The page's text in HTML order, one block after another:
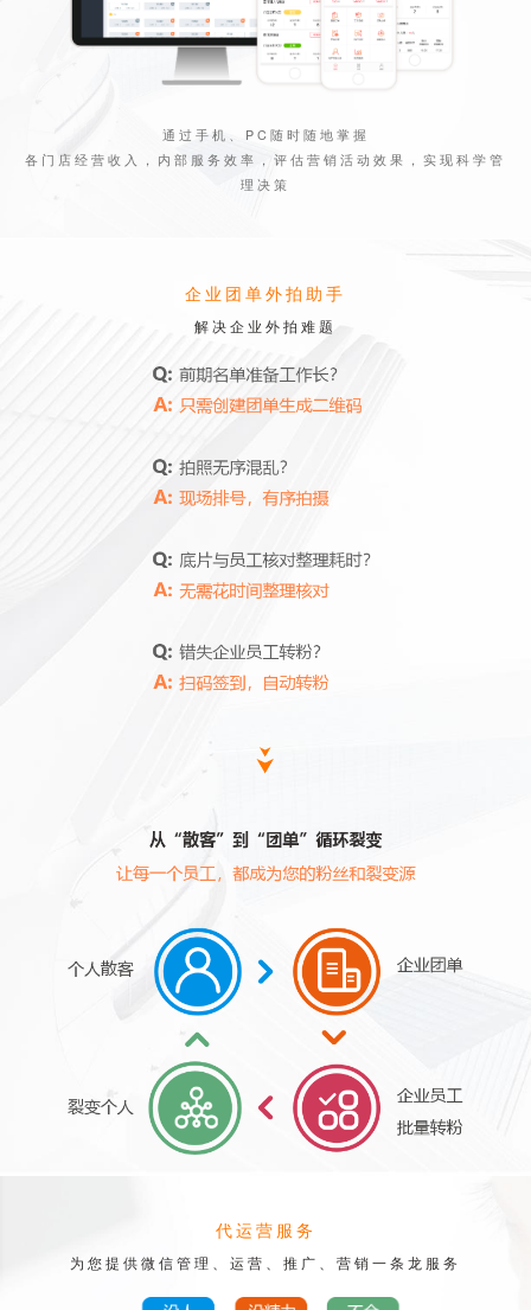
通过手机、PC随时随地掌握
各门店经营收入，内部服务效率，评估营销活动效果，实现科学管
理决策
企业团单外拍助手
解决企业外拍难题
代运营服务
为您提供微信管理、运营、推广、营销一条龙服务